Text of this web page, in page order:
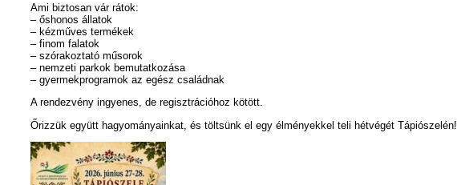
Ami biztosan vár rátok:
– őshonos állatok
– kézműves termékek
– finom falatok
– szórakoztató műsorok
– nemzeti parkok bemutatkozása
– gyermekprogramok az egész családnak
A rendezvény ingyenes, de regisztrációhoz kötött.
Őrizzük együtt hagyományainkat, és töltsünk el egy élményekkel teli hétvégét Tápiószelén!